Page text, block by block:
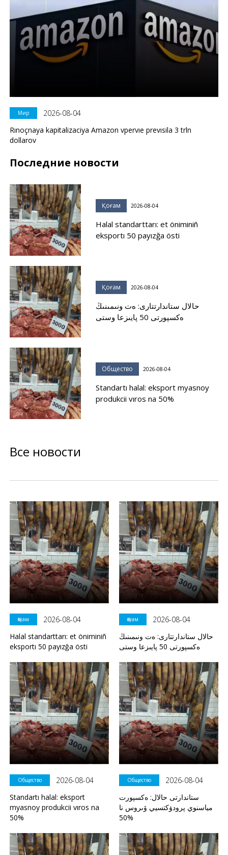
Мир
2026-08-04
Rınoçnaya kapitalizaciya Amazon vpervıe prevısila 3 trln
dollarov
Последние новости
Қоғам 2026-08-04
Halal standarttarı: et öniminiñ
eksportı 50 payızğa östi
Қоғам 2026-08-04
حالال ستاندارتتارى: ەت ونىمىنىڭ
ەكسپورتى 50 پايىزعا وستى
Общество 2026-08-04
Standartı halal: eksport myasnoy
produkcii vıros na 50%
Все новости
Қоғам
2026-08-04
Halal standarttarı: et öniminiñ
eksportı 50 payızğa östi
Қоғам
2026-08-04
حالال ستاندارتتارى: ەت ونىمىنىڭ
ەكسپورتى 50 پايىزعا وستى
Общество
2026-08-04
Standartı halal: eksport
myasnoy produkcii vıros na
50%
Общество
2026-08-04
ستاندارتى حالال: ەكسپورت
مياسنوي پرودۋكتسيي ۆىروس نا
50%